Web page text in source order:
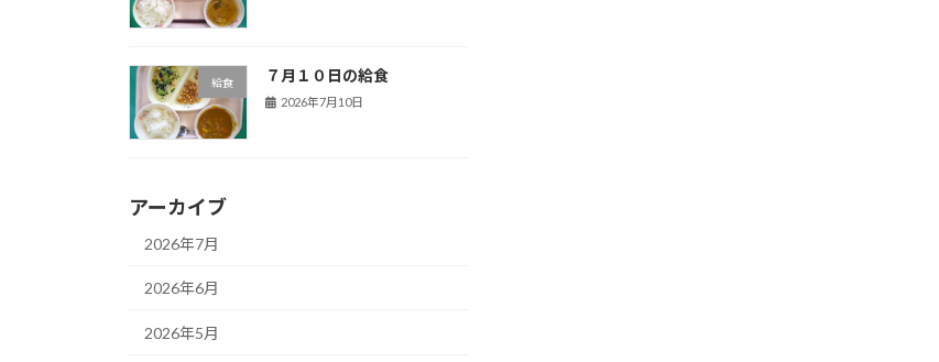
給食 ７月１０日の給食
2026年7月10日
アーカイブ
2026年7月
2026年6月
2026年5月